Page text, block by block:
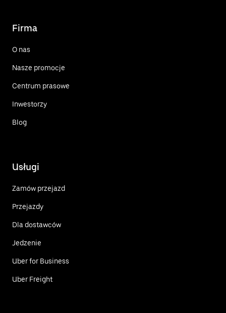
Firma
O nas
Nasze promocje
Centrum prasowe
Inwestorzy
Blog
Usługi
Zamów przejazd
Przejazdy
Dla dostawców
Jedzenie
Uber for Business
Uber Freight